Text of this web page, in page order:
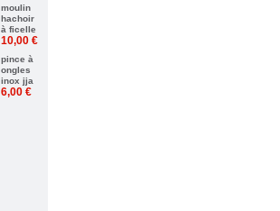
moulin
hachoir
à ficelle
10,00 €
pince à
ongles
inox jja
6,00 €